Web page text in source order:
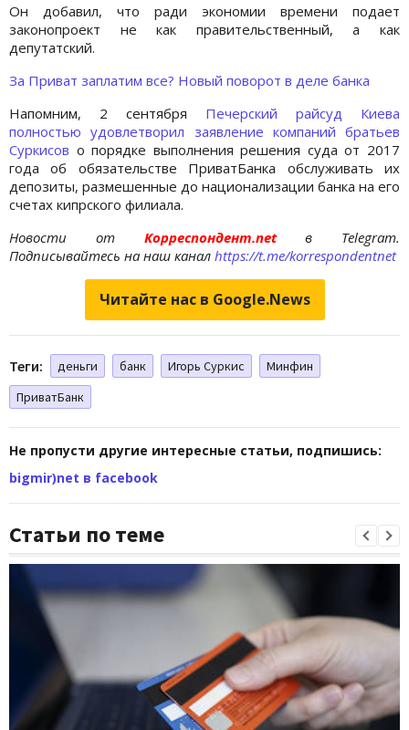
Он добавил, что ради экономии времени подает
законопроект не как правительственный, а как
депутатский.
За Приват заплатим все? Новый поворот в деле банка
Напомним, 2 сентября Печерский райсуд Киева
полностью удовлетворил заявление компаний братьев
Суркисов о порядке выполнения решения суда от 2017
года об обязательстве ПриватБанка обслуживать их
депозиты, размешенные до национализации банка на его
счетах кипрского филиала.
Новости отКорреспондент.netв Telegram.
Подписывайтесь на наш канал https://t.me/korrespondentnet
Читайте нас в Google.News
Теги: деньги банк Игорь Суркис
Минфин
ПриватБанк
Не пропусти другие интересные статьи, подпишись:
bigmir)net в facebook
Статьи по теме